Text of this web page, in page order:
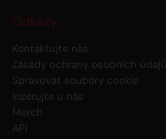
Odkazy
Kontaktujte nás
Zásady ochrany osobních údajů
Spravovat soubory cookie
Inzerujte u nás
Merch
API